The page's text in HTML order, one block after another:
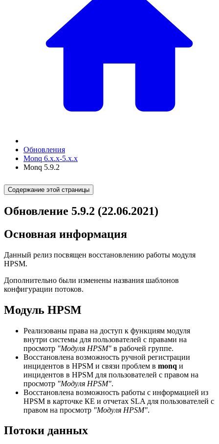
Обновления
Monq 6.x.x-5.x.x
Monq 5.9.2
Содержание этой страницы
Обновление 5.9.2 (22.06.2021)
Основная информация
Данный релиз посвящен восстановлению работы модуля
HPSM.
Дополнительно были изменены названия шаблонов
конфигурации потоков.
Модуль HPSM
Реализованы права на доступ к функциям модуля
внутри системы для пользователей с правами на
просмотр "Модуля HPSM" в рабочей группе.
Восстановлена возможность ручной регистрации
инцидентов в HPSM и связи проблем в monq и
инцидентов в HPSM для пользователей с правом на
просмотр "Модуля HPSM".
Восстановлена возможность работы с информацией из
HPSM в карточке КЕ и отчетах SLA для пользователей с
правом на просмотр "Модуля HPSM".
Потоки данных